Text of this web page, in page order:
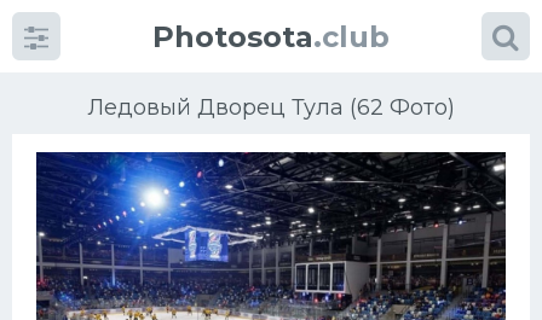
Photosota.club
Ледовый Дворец Тула (62 Фото)
КатегорииФото